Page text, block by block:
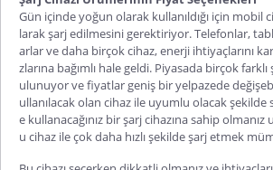
Gün içinde yoğun olarak kullanıldığı için mobil
larak şarj edilmesini gerektiriyor. Telefonlar,
arlar ve daha birçok cihaz, enerji ihtiyaçlarını
zlarına bağımlı hale geldi. Piyasada birçok farklı
ulunuyor ve fiyatlar geniş bir yelpazede
ullanılacak olan cihaz ile uyumlu olacak şekilde
e kullanacağınız bir şarj cihazına sahip
u cihaz ile çok daha hızlı şekilde şarj etmek